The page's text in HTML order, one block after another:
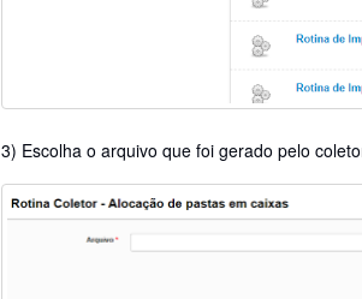
3) Escolha o arquivo que foi gerado pelo